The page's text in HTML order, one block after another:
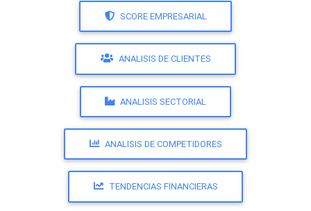
SCORE EMPRESARIAL
ANALISIS DE CLIENTES
ANALISIS SECTORIAL
ANALISIS DE COMPETIDORES
TENDENCIAS FINANCIERAS